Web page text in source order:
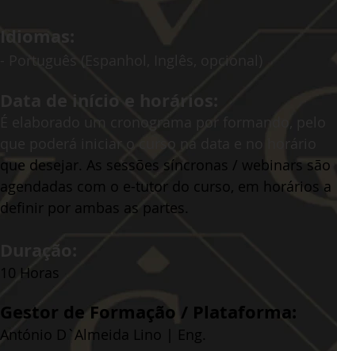
Idiomas:
- Português (Espanhol, Inglês, opcional)
Data de início e horários:
É elaborado um cronograma por formando, pelo
que desejar. As sessões síncronas / webinars são
agendadas com o e-tutor do curso, em horários a
definir por ambas as partes.
Duração:
10 Horas
Gestor de Formação / Plataforma:
António D`Almeida Lino | Eng.